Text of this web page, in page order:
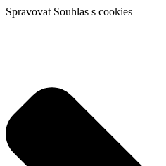
Spravovat Souhlas s cookies